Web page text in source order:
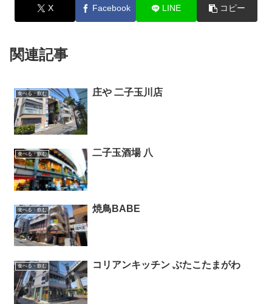
X Facebook LINE コピー
関連記事
食べる・飲む 庄や 二子玉川店
食べる・飲む 二子玉酒場 八
食べる・飲む 焼鳥BABE
食べる・飲む コリアンキッチン ぶたこたまがわ